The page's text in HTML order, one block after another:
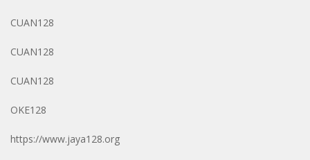
CUAN128
CUAN128
CUAN128
OKE128
https://www.jaya128.org